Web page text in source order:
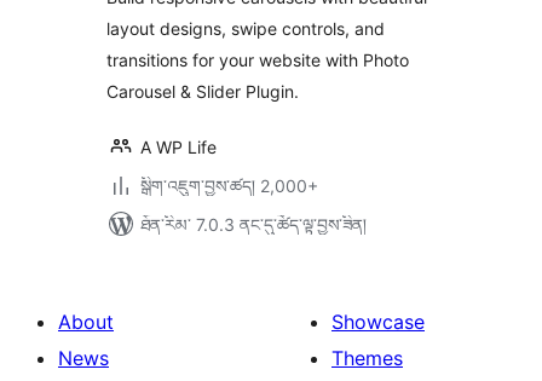
layout designs, swipe controls, and
transitions for your website with Photo
Carousel & Slider Plugin.
A WP Life
སྒྲིག་འཇུག་བྱས་ཚད། 2,000+
ཐོན་རིམ་ 7.0.3 ནང་དུ་ཚོད་ལྟ་བྱས་ཟིན།
About
News
Showcase
Themes